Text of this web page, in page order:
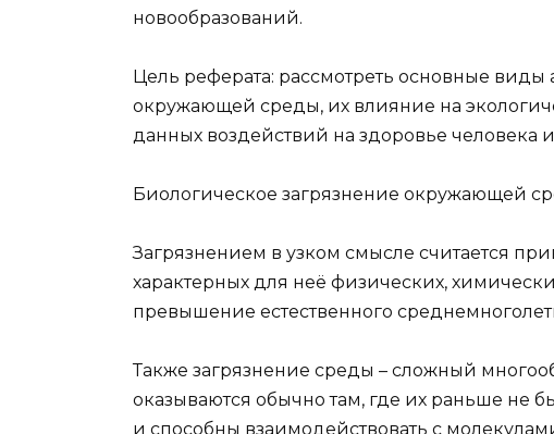
новообразований.
Цель реферата: рассмотреть основные виды
окружающей среды, их влияние на
данных воздействий на здоровье
Биологическое загрязнение окружающей
Загрязнением в узком смысле считается
характерных для неё физических,
превышение естественного
Также загрязнение среды – сложный
оказываются обычно там, где их раньше не
и способны взаимодействовать с